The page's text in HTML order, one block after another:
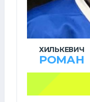
ХИЛЬКЕВИЧ
РОМАН